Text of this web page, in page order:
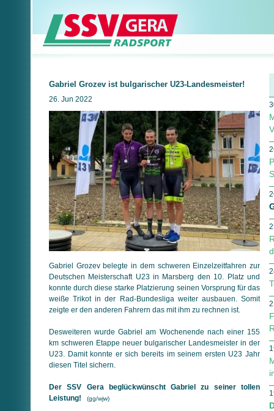
Gabriel Grozev ist bulgarischer U23-Landesmeister!
26. Jun 2022
Gabriel Grozev belegte in dem schweren Einzelzeitfahren zur
Deutschen Meisterschaft U23 in Marsberg den 10. Platz und
konnte durch diese starke Platzierung seinen Vorsprung für das
weiße Trikot in der Rad-Bundesliga weiter ausbauen. Somit
zeigte er den anderen Fahrern das mit ihm zu rechnen ist.
Desweiteren wurde Gabriel am Wochenende nach einer 155
km schweren Etappe neuer bulgarischer Landesmeister in der
U23. Damit konnte er sich bereits im seinem ersten U23 Jahr
diesen Titel sichern.
Der SSV Gera beglückwünscht Gabriel zu seiner tollen
Leistung!
(gg/wjw)